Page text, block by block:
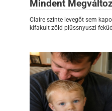
Mindent
Claire szinte levegőt sem
kifakult zöld plüssnyuszi